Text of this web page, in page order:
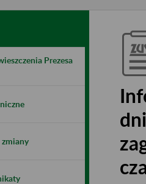
Prezesa
zmiany